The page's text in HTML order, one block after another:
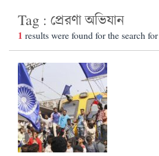
Tag : প্রেরণা অভিযান
1 results were found for the search for